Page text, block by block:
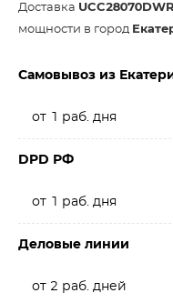
Доставка UCC28070DWR
мощности в город
Самовывоз из
от 1 раб. дня
DPD РФ
от 1 раб. дня
Деловые линии
от 2 раб. дней